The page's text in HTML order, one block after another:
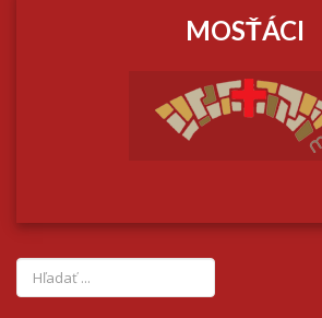
MOSŤÁCI